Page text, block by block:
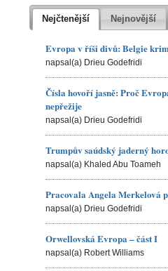
Nejčtenější Nejnovější
Evropa v říši divů: Belgie
napsal(a) Drieu Godefridi
Čísla hovoří jasně: Proč
nepřežije
napsal(a) Drieu Godefridi
Trumpův saúdský jaderný
napsal(a) Khaled Abu Toameh
Pracovala Angela Merkelová
napsal(a) Drieu Godefridi
Orwellovská Evropa – část I
napsal(a) Robert Williams